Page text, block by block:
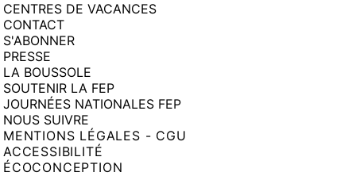
CENTRES DE VACANCES
CONTACT
S'ABONNER
PRESSE
LA BOUSSOLE
SOUTENIR LA FEP
JOURNÉES NATIONALES FEP
NOUS SUIVRE
MENTIONS LÉGALES - CGU
ACCESSIBILITÉ
ÉCOCONCEPTION